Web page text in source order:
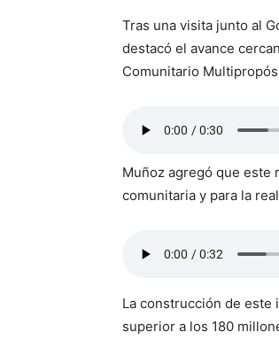
Tras una visita junto al
destacó el avance
Comunitario
Muñoz agregó que este
comunitaria y para la
La construcción de este
superior a los 180